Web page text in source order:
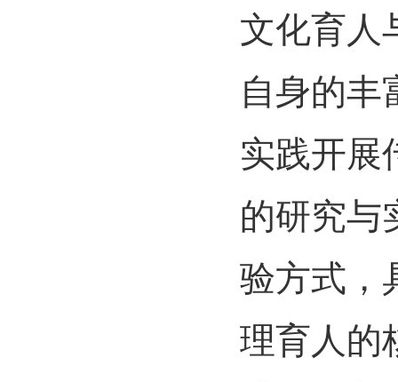
文化育人
自身的丰
实践开展
的研究与
验方式，
理育人的